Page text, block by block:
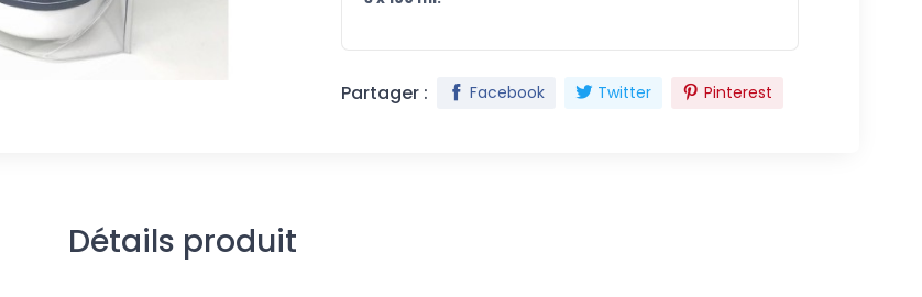
Partager : Facebook Twitter Pinterest
Détails produit